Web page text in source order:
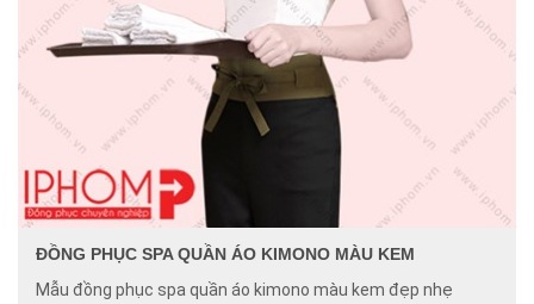
ĐỒNG PHỤC SPA QUẦN ÁO KIMONO MÀU KEM
Mẫu đồng phục spa quần áo kimono màu kem đẹp nhẹ